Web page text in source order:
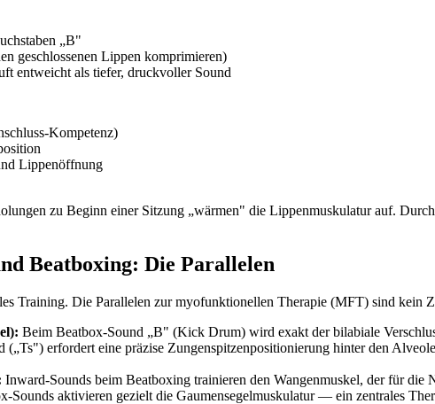
„B"
geschlossenen Lippen komprimieren)
entweicht als tiefer, druckvoller Sound
Kompetenz)
Lippenöffnung
zu Beginn einer Sitzung „wärmen" die Lippenmuskulatur auf.
Beatboxing: Die Parallelen
Training. Die Parallelen zur myofunktionellen Therapie (MFT) sind kein
Beim Beatbox-Sound „B" (Kick Drum) wird exakt der bilabiale
(„Ts") erfordert eine präzise Zungenspitzenpositionierung hinter den
Inward-Sounds beim Beatboxing trainieren den Wangenmuskel, der für die
Sounds aktivieren gezielt die Gaumensegelmuskulatur — ein zentrales